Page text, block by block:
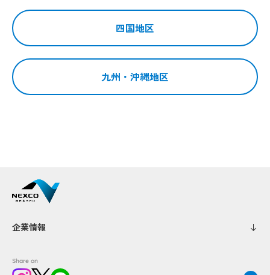
この店舗の詳細はこちら
四国地区
九州・沖縄地区
企業情報
Share on